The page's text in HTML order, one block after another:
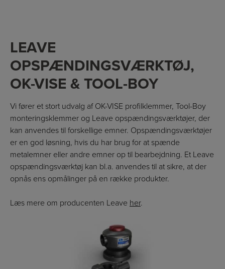
LEAVE
OPSPÆNDINGSVÆRKTØJ,
OK-VISE & TOOL-BOY
Vi fører et stort udvalg af OK-VISE profilklemmer, Tool-Boy
monteringsklemmer og Leave opspændingsværktøjer, der
kan anvendes til forskellige emner. Opspændingsværktøjer
er en god løsning, hvis du har brug for at spænde
metalemner eller andre emner op til bearbejdning. Et Leave
opspændingsværktøj kan bl.a. anvendes til at sikre, at der
opnås ens opmålinger på en række produkter.
Læs mere om producenten Leave her.